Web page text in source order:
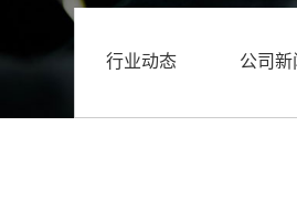
行业动态 公司新